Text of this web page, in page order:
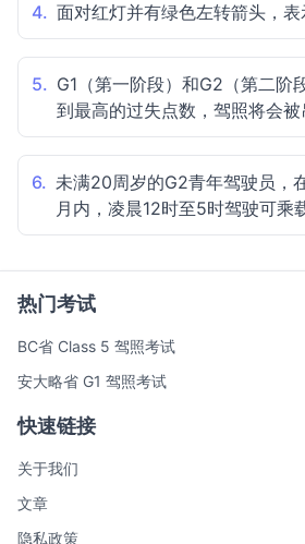
4. 面对红灯并有绿色左转箭头，表
5. G1（第一阶段）和G2（第二阶
到最高的过失点数，驾照将会被
6. 未满20周岁的G2青年驾驶员，
月内，凌晨12时至5时驾驶可乘
热门考试
BC省 Class 5 驾照考试
安大略省 G1 驾照考试
快速链接
关于我们
文章
隐私政策